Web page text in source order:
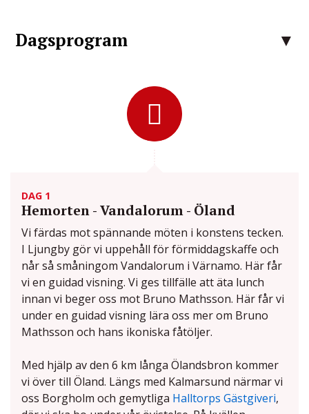
Dagsprogram
DAG 1
Hemorten - Vandalorum - Öland
Vi färdas mot spännande möten i konstens tecken.
I Ljungby gör vi uppehåll för förmiddagskaffe och
når så småningom Vandalorum i Värnamo. Här får
vi en guidad visning. Vi ges tillfälle att äta lunch
innan vi beger oss mot Bruno Mathsson. Här får vi
under en guidad visning lära oss mer om Bruno
Mathsson och hans ikoniska fåtöljer.
Med hjälp av den 6 km långa Ölandsbron kommer
vi över till Öland. Längs med Kalmarsund närmar vi
oss Borgholm och gemytliga Halltorps Gästgiveri,